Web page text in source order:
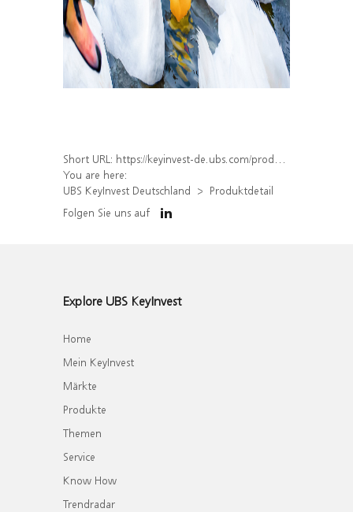
Short URL: https://keyinvest-de.ubs.com/produkt/detail/index/isin/DE000WA6X6J3
You are here:
UBS KeyInvest Deutschland
Produktdetail
Folgen Sie uns auf
Explore UBS KeyInvest
Home
Mein KeyInvest
Märkte
Produkte
Themen
Service
Know How
Trendradar